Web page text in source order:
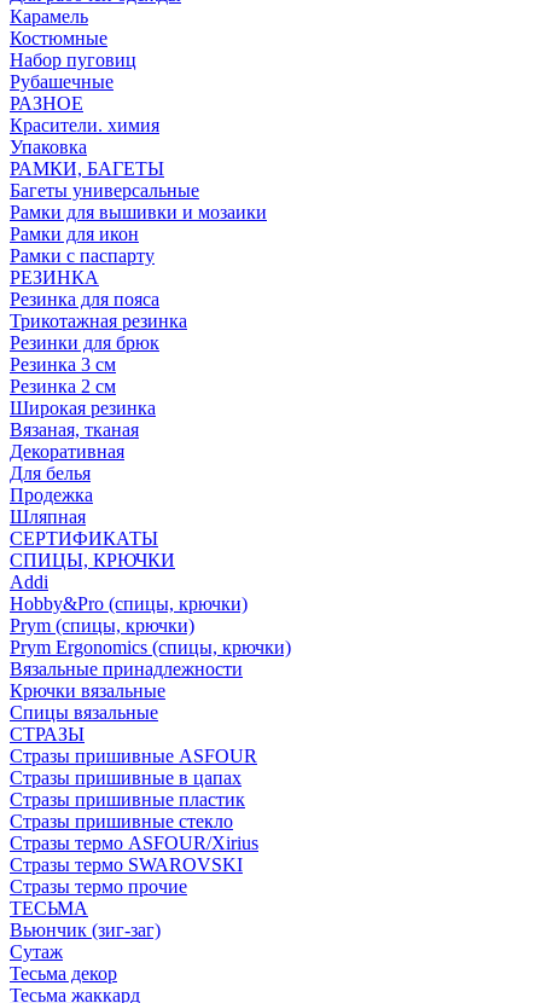
Карамель
Костюмные
Набор пуговиц
Рубашечные
РАЗНОЕ
Красители. химия
Упаковка
РАМКИ, БАГЕТЫ
Багеты универсальные
Рамки для вышивки и мозаики
Рамки для икон
Рамки с паспарту
РЕЗИНКА
Резинка для пояса
Трикотажная резинка
Резинки для брюк
Резинка 3 см
Резинка 2 см
Широкая резинка
Вязаная, тканая
Декоративная
Для белья
Продежка
Шляпная
СЕРТИФИКАТЫ
СПИЦЫ, КРЮЧКИ
Addi
Hobby&Pro (спицы, крючки)
Prym (спицы, крючки)
Prym Ergonomics (спицы, крючки)
Вязальные принадлежности
Крючки вязальные
Спицы вязальные
СТРАЗЫ
Стразы пришивные ASFOUR
Стразы пришивные в цапах
Стразы пришивные пластик
Стразы пришивные стекло
Стразы термо ASFOUR/Xirius
Стразы термо SWAROVSKI
Стразы термо прочие
ТЕСЬМА
Вьюнчик (зиг-заг)
Сутаж
Тесьма декор
Тесьма жаккард